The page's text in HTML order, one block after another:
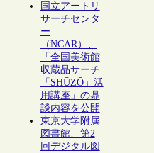
国立アートリ
サーチセンタ
ー
（NCAR）、
「全国美術館
収蔵品サーチ
「SHŪZŌ」活
用講座」の鼎
談内容を公開
東京大学附属
図書館、第2
回デジタル図